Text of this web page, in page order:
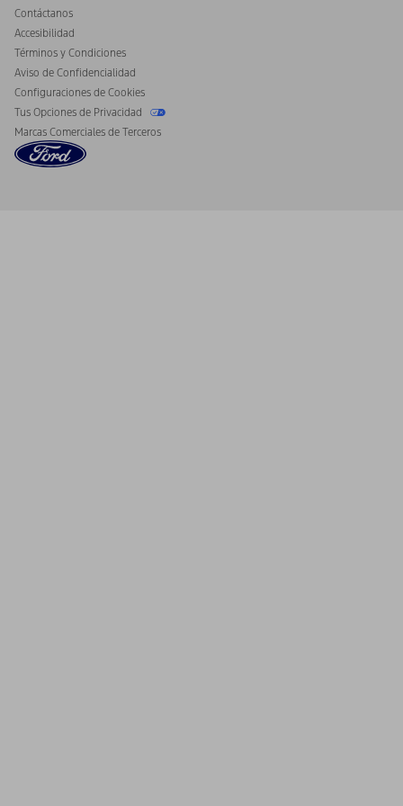
Contáctanos
Accesibilidad
Términos y Condiciones
Aviso de Confidencialidad
Configuraciones de Cookies
Tus Opciones de Privacidad
Marcas Comerciales de Terceros